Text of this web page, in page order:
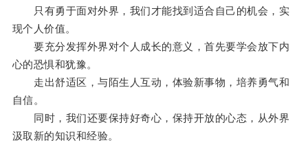
只有勇于面对外界，我们才能找到适合自己的机会，实
现个人价值。
要充分发挥外界对个人成长的意义，首先要学会放下内
心的恐惧和犹豫。
走出舒适区，与陌生人互动，体验新事物，培养勇气和
自信。
同时，我们还要保持好奇心，保持开放的心态，从外界
汲取新的知识和经验。